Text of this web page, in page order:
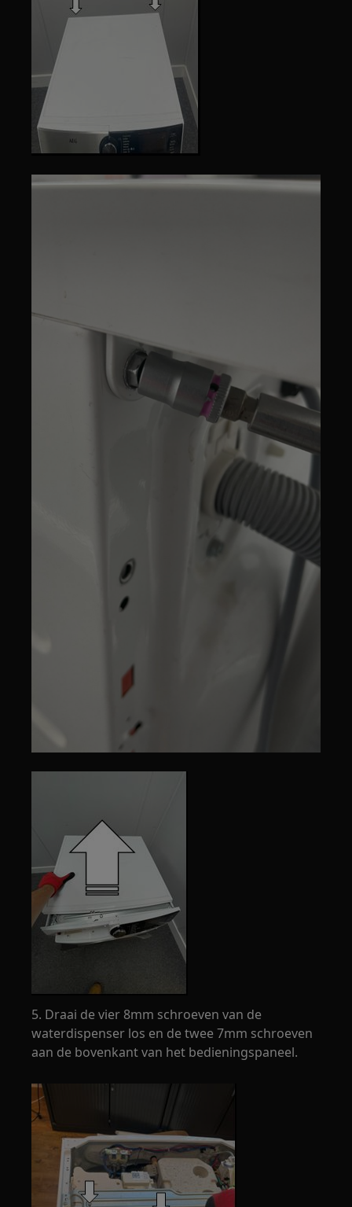
5. Draai de vier 8mm schroeven van de
waterdispenser los en de twee 7mm schroeven
aan de bovenkant van het bedieningspaneel.